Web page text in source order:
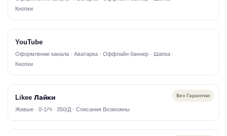
Кнопки
YouTube
Оформление канала · Аватарка · Оффлайн баннер · Шапка ·
Кнопки
Без Гарантии
Likee Лайки
Живые · 0-1/Ч · 350/Д · Списания Возможны